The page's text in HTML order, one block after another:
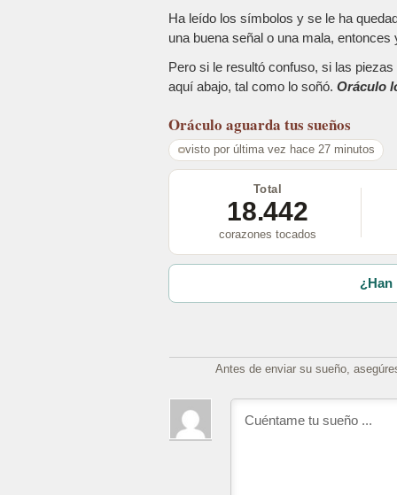
Ha leído los símbolos y se le ha
una buena señal o una mala,
Pero si le resultó confuso, si las
aquí abajo, tal como lo soñó. Oráculo
Oráculo aguarda tus sueños
visto por última vez hace 27 minutos
Total
18.442
corazones tocados
Antes de enviar su sueño,